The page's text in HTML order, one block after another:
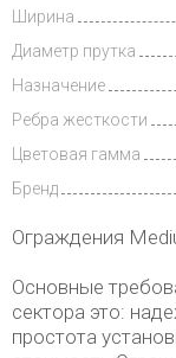
Ширина
Диаметр прутка
Назначение
Ребра жесткости
Цветовая гамма
Бренд
Ограждения
Основные
сектора это:
простота